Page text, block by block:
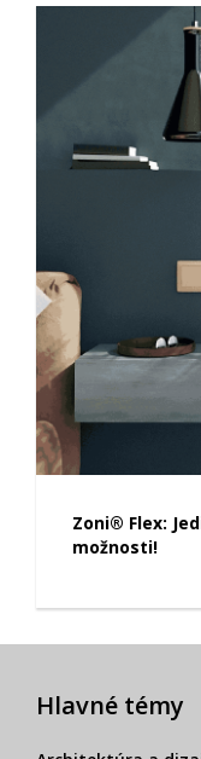
Zoni® Flex:
možnosti!
Hlavné témy